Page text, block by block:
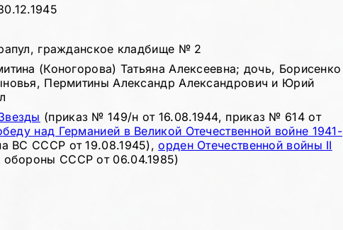
гражданское кладбище № 2
(Коногорова) Татьяна Алексеевна; дочь, Борисенко
Пермитины Александр Александрович и Юрий
(приказ № 149/н от 16.08.1944, приказ № 614 от
над Германией в Великой Отечественной войне 1941-
ВС СССР от 19.08.1945),орден Отечественной войны II
обороны СССР от 06.04.1985)